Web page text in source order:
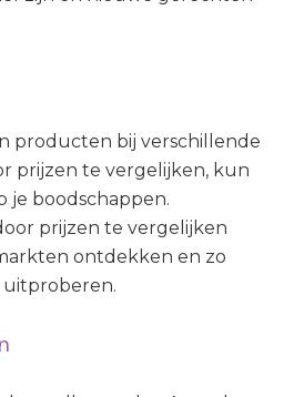
producten bij verschillende
prijzen te vergelijken, kun
je boodschappen.
prijzen te vergelijken
ontdekken en zo